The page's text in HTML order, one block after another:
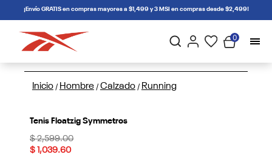
connectif¡Envío GRATIS en compras mayores a $1,499 y 3 MSI en compras desde $2,499!
0
Inicio / Hombre / Calzado / Running
Tenis Floatzig Symmetros
Price reduced from
$ 2,599.00to
$ 1,039.60